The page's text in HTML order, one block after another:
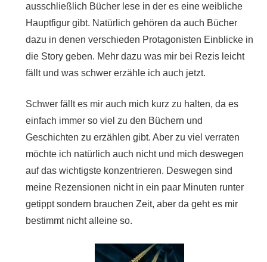
ausschließlich Bücher lese in der es eine weibliche
Hauptfigur gibt. Natürlich gehören da auch Bücher
dazu in denen verschieden Protagonisten Einblicke in
die Story geben. Mehr dazu was mir bei Rezis leicht
fällt und was schwer erzähle ich auch jetzt.
Schwer fällt es mir auch mich kurz zu halten, da es
einfach immer so viel zu den Büchern und
Geschichten zu erzählen gibt. Aber zu viel verraten
möchte ich natürlich auch nicht und mich deswegen
auf das wichtigste konzentrieren. Deswegen sind
meine Rezensionen nicht in ein paar Minuten runter
getippt sondern brauchen Zeit, aber da geht es mir
bestimmt nicht alleine so.